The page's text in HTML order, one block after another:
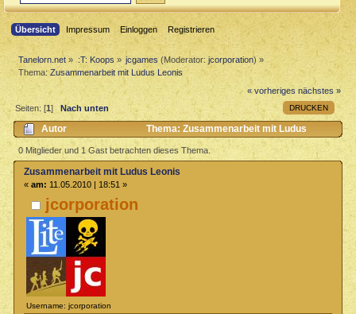
Übersicht Impressum Einloggen Registrieren
Tanelorn.net » :T: Koops » jcgames (Moderator:jcorporation) »
Thema:Zusammenarbeit mit Ludus Leonis
« vorheriges nächstes »
DRUCKEN
Seiten: [1] Nach unten
Autor
Thema: Zusammenarbeit mit Ludus
Leonis (Gelesen 4098 mal)
0 Mitglieder und 1 Gast betrachten dieses Thema.
jcorporation
Username: jcorporation
Zusammenarbeit mit Ludus Leonis
« am: 11.05.2010 | 18:51 »